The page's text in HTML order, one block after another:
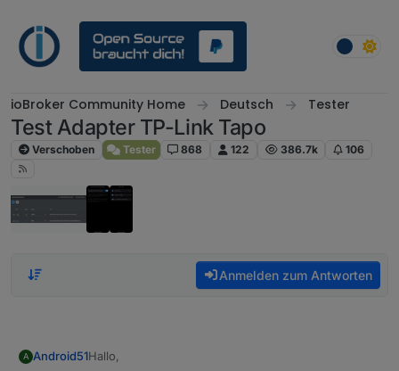
ioBroker Community Home Deutsch Tester
Test Adapter TP-Link Tapo
Verschoben Tester 868 122 386.7k 106
Anmelden zum Antworten
A Android51Hallo,